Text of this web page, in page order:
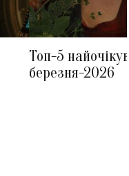
Топ-5
березня-2026